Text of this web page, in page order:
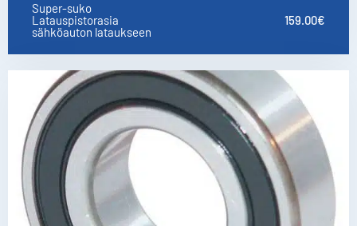
Super-suko
Latauspistorasia
sähköauton lataukseen
159.00€